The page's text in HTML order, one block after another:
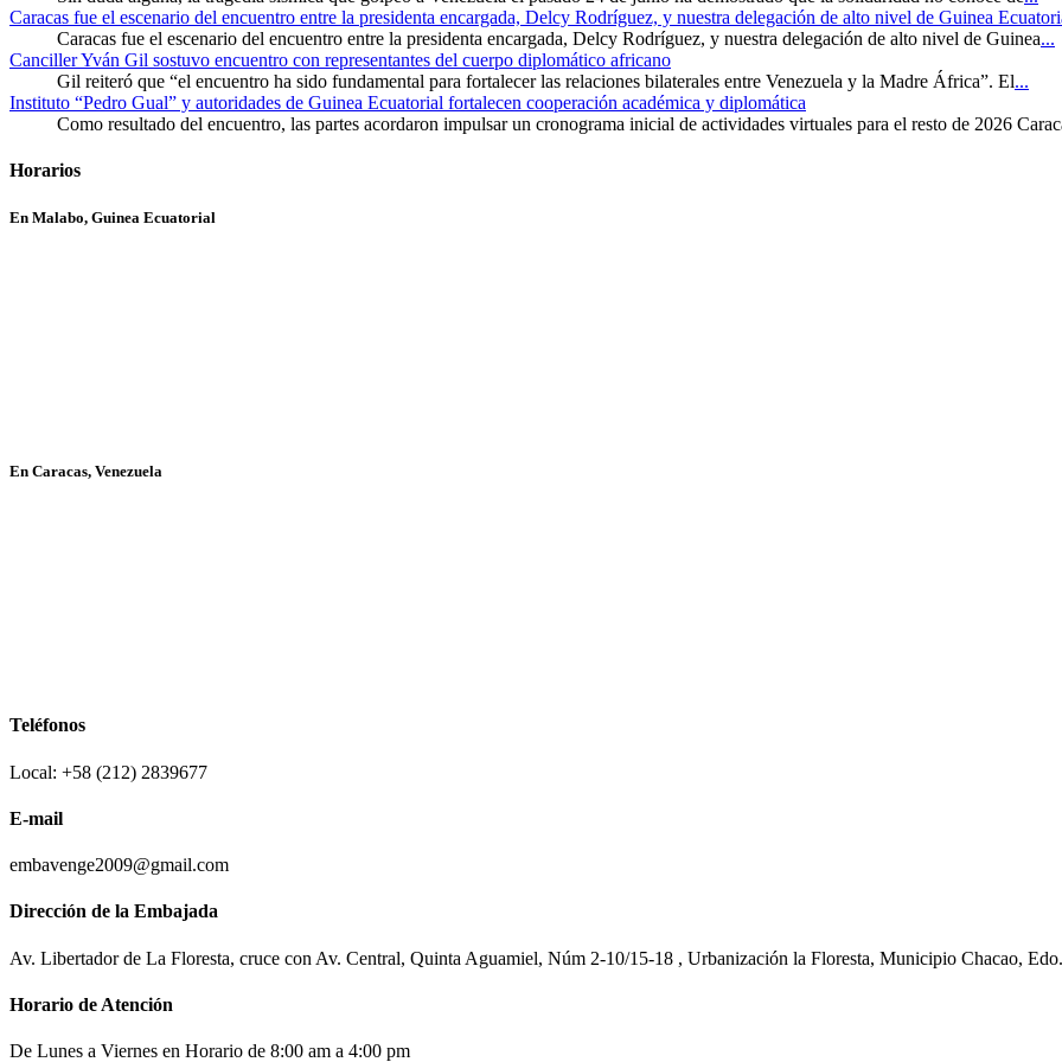
Caracas fue el escenario del encuentro entre la presidenta encargada, Delcy Rodríguez, y nuestra delegación de alto nivel de Guinea
Caracas fue el escenario del encuentro entre la presidenta encargada, Delcy Rodríguez, y nuestra delegación de alto nivel de Guinea...
Canciller Yván Gil sostuvo encuentro con representantes del cuerpo diplomático africano
Gil reiteró que “el encuentro ha sido fundamental para fortalecer las relaciones bilaterales entre Venezuela y la Madre África”. El...
Instituto “Pedro Gual” y autoridades de Guinea Ecuatorial fortalecen cooperación académica y diplomática
Como resultado del encuentro, las partes acordaron impulsar un cronograma inicial de actividades virtuales para el resto de 2026
Horarios
En Malabo, Guinea Ecuatorial
En Caracas, Venezuela
Teléfonos
Local: +58 (212) 2839677
E-mail
embavenge2009@gmail.com
Dirección de la Embajada
Av. Libertador de La Floresta, cruce con Av. Central, Quinta Aguamiel, Núm 2-10/15-18 , Urbanización la Floresta, Municipio Chacao,
Horario de Atención
De Lunes a Viernes en Horario de 8:00 am a 4:00 pm